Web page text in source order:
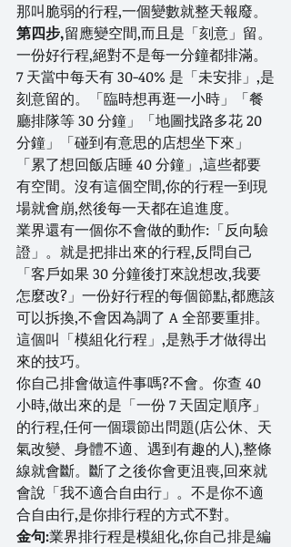
那叫脆弱的行程,一個變數就整天報廢。
第四步,留應變空間,而且是「刻意」留。
一份好行程,絕對不是每一分鐘都排滿。
7 天當中每天有 30-40% 是「未安排」,是
刻意留的。「臨時想再逛一小時」「餐
廳排隊等 30 分鐘」「地圖找路多花 20
分鐘」「碰到有意思的店想坐下來」
「累了想回飯店睡 40 分鐘」,這些都要
有空間。沒有這個空間,你的行程一到現
場就會崩,然後每一天都在追進度。
業界還有一個你不會做的動作:「反向驗
證」。就是把排出來的行程,反問自己
「客戶如果 30 分鐘後打來說想改,我要
怎麼改?」一份好行程的每個節點,都應該
可以拆換,不會因為調了 A 全部要重排。
這個叫「模組化行程」,是熟手才做得出
來的技巧。
你自己排會做這件事嗎?不會。你查 40
小時,做出來的是「一份 7 天固定順序」
的行程,任何一個環節出問題(店公休、天
氣改變、身體不適、遇到有趣的人),整條
線就會斷。斷了之後你會更沮喪,回來就
會說「我不適合自由行」。不是你不適
合自由行,是你排行程的方式不對。
金句:業界排行程是模組化,你自己排是編